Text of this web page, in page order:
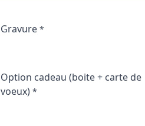
Gravure *
Option cadeau (boite + carte de
voeux) *